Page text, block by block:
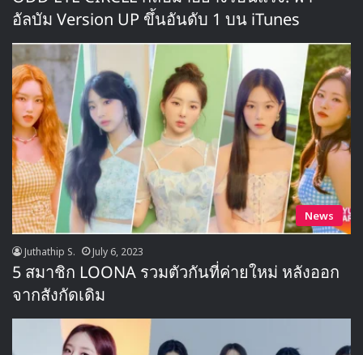
อัลบัม Version UP ขึ้นอันดับ 1 บน iTunes
News
Juthathip S. July 6, 2023
5 สมาชิก LOONA รวมตัวกันที่ค่ายใหม่ หลังออก
จากสังกัดเดิม